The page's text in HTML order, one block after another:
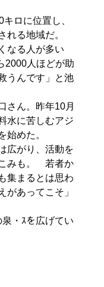
ロに位置し、
れる地域だ。
なる人が多い
2000人ほどが助
うんです」と池
さん。昨年10月
水に苦しむアジ
始めた。
広がり、活動を
みも。 若者か
集まるとは思わ
があってこそ」
・ｽを広げてい